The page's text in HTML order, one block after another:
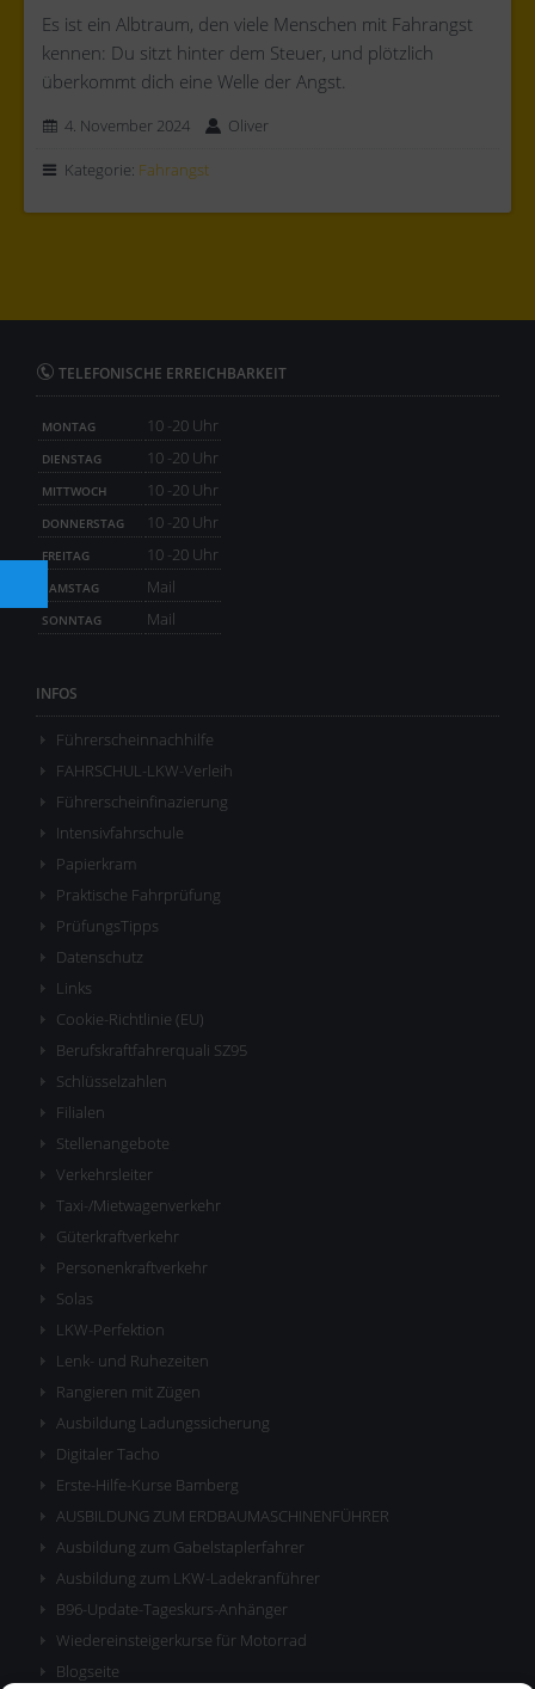
Es ist ein Albtraum, den viele Menschen mit Fahrangst
kennen: Du sitzt hinter dem Steuer, und plötzlich
überkommt dich eine Welle der Angst.
4. November 2024 Oliver
Kategorie: Fahrangst
TELEFONISCHE ERREICHBARKEIT
MONTAG 10 -20 Uhr
DIENSTAG 10 -20 Uhr
MITTWOCH 10 -20 Uhr
DONNERSTAG 10 -20 Uhr
FREITAG 10 -20 Uhr
SAMSTAG Mail
SONNTAG Mail
INFOS
Führerscheinnachhilfe
FAHRSCHUL-LKW-Verleih
Führerscheinfinazierung
Intensivfahrschule
Papierkram
Praktische Fahrprüfung
PrüfungsTipps
Datenschutz
Links
Cookie-Richtlinie (EU)
Berufskraftfahrerquali SZ95
Schlüsselzahlen
Filialen
Stellenangebote
Verkehrsleiter
Taxi-/Mietwagenverkehr
Güterkraftverkehr
Personenkraftverkehr
Solas
LKW-Perfektion
Lenk- und Ruhezeiten
Rangieren mit Zügen
Ausbildung Ladungssicherung
Digitaler Tacho
Erste-Hilfe-Kurse Bamberg
AUSBILDUNG ZUM ERDBAUMASCHINENFÜHRER
Ausbildung zum Gabelstaplerfahrer
Ausbildung zum LKW-Ladekranführer
B96-Update-Tageskurs-Anhänger
Wiedereinsteigerkurse für Motorrad
Blogseite